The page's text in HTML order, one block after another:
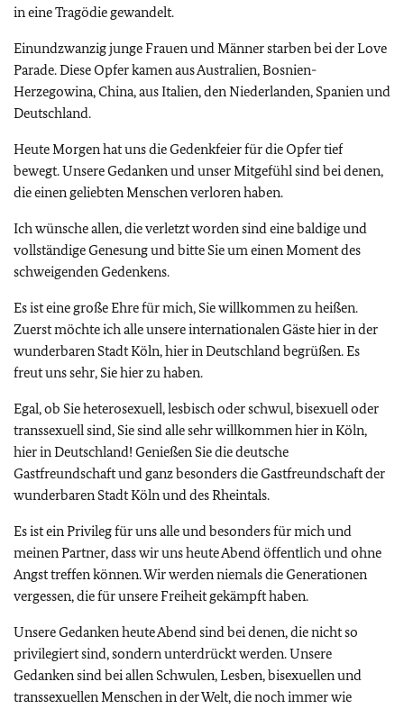
in eine Tragödie gewandelt.
Einundzwanzig junge Frauen und Männer starben bei der Love
Parade. Diese Opfer kamen aus Australien, Bosnien-
Herzegowina, China, aus Italien, den Niederlanden, Spanien und
Deutschland.
Heute Morgen hat uns die Gedenkfeier für die Opfer tief
bewegt. Unsere Gedanken und unser Mitgefühl sind bei denen,
die einen geliebten Menschen verloren haben.
Ich wünsche allen, die verletzt worden sind eine baldige und
vollständige Genesung und bitte Sie um einen Moment des
schweigenden Gedenkens.
Es ist eine große Ehre für mich, Sie willkommen zu heißen.
Zuerst möchte ich alle unsere internationalen Gäste hier in der
wunderbaren Stadt Köln, hier in Deutschland begrüßen. Es
freut uns sehr, Sie hier zu haben.
Egal, ob Sie heterosexuell, lesbisch oder schwul, bisexuell oder
transsexuell sind, Sie sind alle sehr willkommen hier in Köln,
hier in Deutschland! Genießen Sie die deutsche
Gastfreundschaft und ganz besonders die Gastfreundschaft der
wunderbaren Stadt Köln und des Rheintals.
Es ist ein Privileg für uns alle und besonders für mich und
meinen Partner, dass wir uns heute Abend öffentlich und ohne
Angst treffen können. Wir werden niemals die Generationen
vergessen, die für unsere Freiheit gekämpft haben.
Unsere Gedanken heute Abend sind bei denen, die nicht so
privilegiert sind, sondern unterdrückt werden. Unsere
Gedanken sind bei allen Schwulen, Lesben, bisexuellen und
transsexuellen Menschen in der Welt, die noch immer wie